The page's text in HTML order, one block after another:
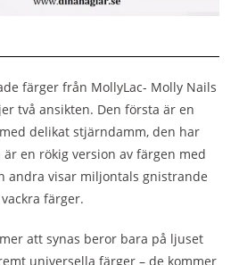
färger från MollyLac- Molly Nails
två ansikten. Den första är en
delikat stjärndamm, den har
en rökig version av färgen med
andra visar miljontals gnistrande
färger.
att synas beror bara på ljuset
universella färger – de kommer